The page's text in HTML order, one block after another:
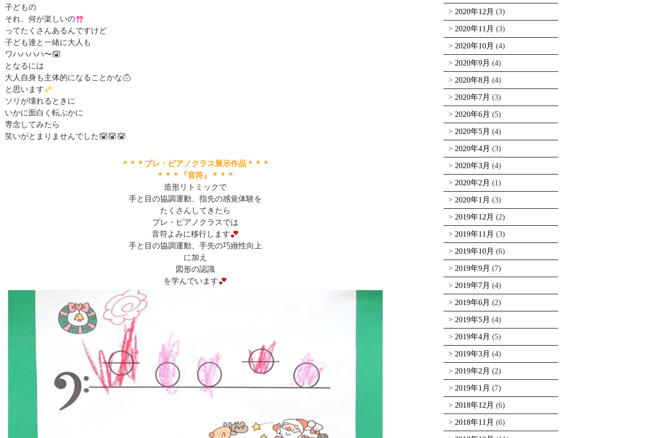
子どもの
それ、何が楽しいの
ってたくさんあるんですけど
子ども達と一緒に大人も
ワハハハハ〜
となるには
大人自身も主体的になることかな
と思います
ソリが壊れるときに
いかに面白く転ぶかに
専念してみたら
笑いがとまりませんでした
＊＊＊プレ・ピアノクラス展示作品＊＊＊
＊＊＊
『音符 』＊＊＊
造形リトミックで
手と目の協調運動、指先の感覚体験を
たくさんしてきたら
プレ・ピアノクラスでは
音符よみに移行します
手と目の協調運動、手先の巧緻性向上
に加え
図形の認識
を学んでいます
2020年12月 (3)
2020年11月 (3)
2020年10月 (4)
2020年9月 (4)
2020年8月 (4)
2020年7月 (3)
2020年6月 (5)
2020年5月 (4)
2020年4月 (3)
2020年3月 (4)
2020年2月 (1)
2020年1月 (3)
2019年12月 (2)
2019年11月 (3)
2019年10月 (6)
2019年9月 (7)
2019年7月 (4)
2019年6月 (2)
2019年5月 (4)
2019年4月 (5)
2019年3月 (4)
2019年2月 (2)
2019年1月 (7)
2018年12月 (6)
2018年11月 (6)